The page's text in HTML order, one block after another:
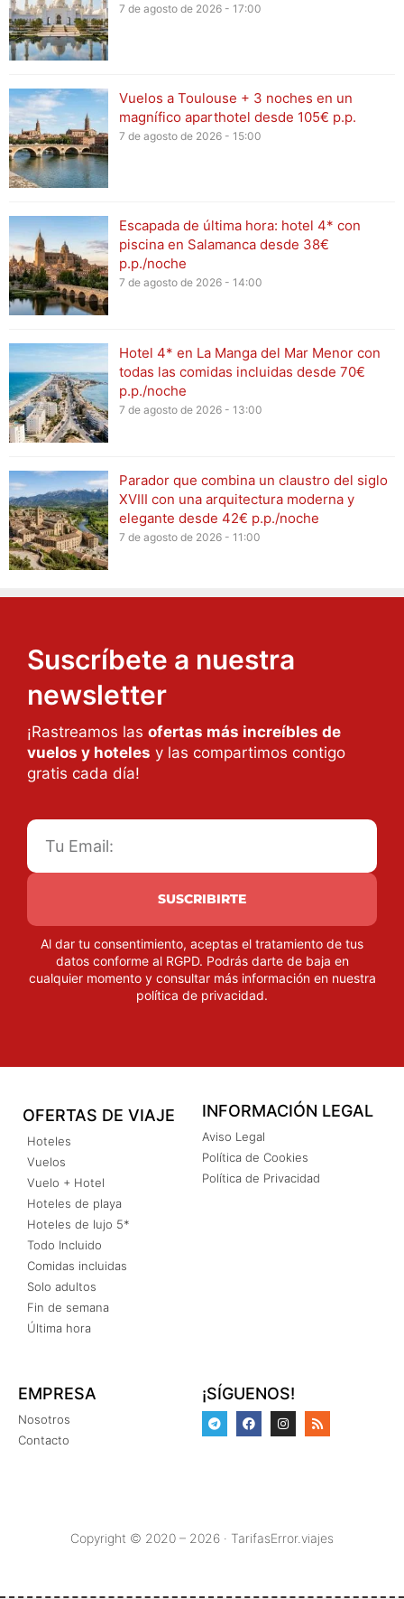
7 de agosto de 2026 - 17:00
Vuelos a Toulouse + 3 noches en un
magnífico aparthotel desde 105€ p.p.
7 de agosto de 2026 - 15:00
Escapada de última hora: hotel 4* con
piscina en Salamanca desde 38€
p.p./noche
7 de agosto de 2026 - 14:00
Hotel 4* en La Manga del Mar Menor con
todas las comidas incluidas desde 70€
p.p./noche
7 de agosto de 2026 - 13:00
Parador que combina un claustro del siglo
XVIII con una arquitectura moderna y
elegante desde 42€ p.p./noche
7 de agosto de 2026 - 11:00
Suscríbete a nuestra
newsletter
¡Rastreamos las ofertas más increíbles de
vuelos y hoteles y las compartimos contigo
gratis cada día!
SUSCRIBIRTE
Al dar tu consentimiento, aceptas el tratamiento de tus
datos conforme al RGPD. Podrás darte de baja en
cualquier momento y consultar más información en nuestra
política de privacidad.
OFERTAS DE VIAJE
Hoteles
Vuelos
Vuelo + Hotel
Hoteles de playa
Hoteles de lujo 5*
Todo Incluido
Comidas incluidas
Solo adultos
Fin de semana
Última hora
INFORMACIÓN LEGAL
Aviso Legal
Política de Cookies
Política de Privacidad
EMPRESA
Nosotros
Contacto
¡SÍGUENOS!
Copyright © 2020 – 2026 · TarifasError.viajes